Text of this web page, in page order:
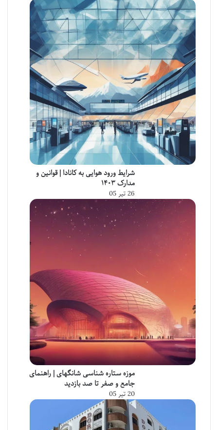
شرایط ورود هوایی به کانادا | قوانین و
مدارک ۱۴۰۳
26 تیر 05
موزه ستاره شناسی شانگهای | راهنمای
جامع و صفر تا صد بازدید
20 تیر 05